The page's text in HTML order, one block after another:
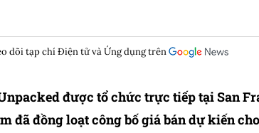
dõi tạp chí Điện tử và Ứng dụng trên
được tổ chức trực tiếp tại San
đã đồng loạt công bố giá bán dự kiến